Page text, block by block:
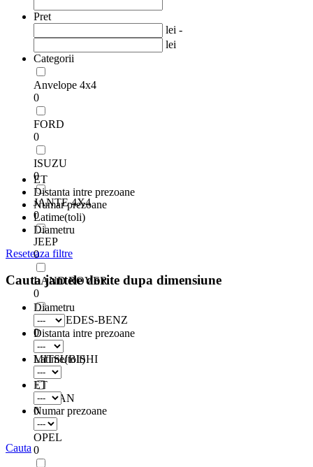
Pret
lei -
lei
Categorii
Anvelope 4x4
0
FORD
0
ISUZU
0
JANTE 4X4
0
JEEP
0
LAND ROVER
0
MERCEDES-BENZ
0
MITSUBISHI
0
NISSAN
0
OPEL
0
ET
Distanta intre prezoane
Numar prezoane
Latime(toli)
Diametru
Reseteaza filtre
Cauta jantele dorite dupa dimensiune
Diametru
Distanta intre prezoane
Latime(toli)
ET
Numar prezoane
Cauta